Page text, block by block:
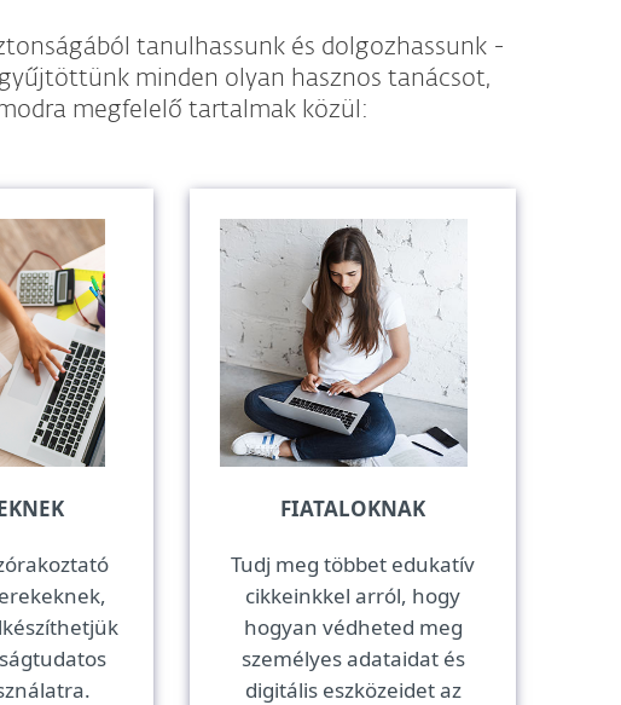
tanulhassunk és dolgozhassunk -
minden olyan hasznos tanácsot,
megfelelő tartalmak közül:
FIATALOKNAK
Tudj meg többet edukatív
cikkeinkkel arról, hogy
hogyan védheted meg
személyes adataidat és
digitális eszközeidet az